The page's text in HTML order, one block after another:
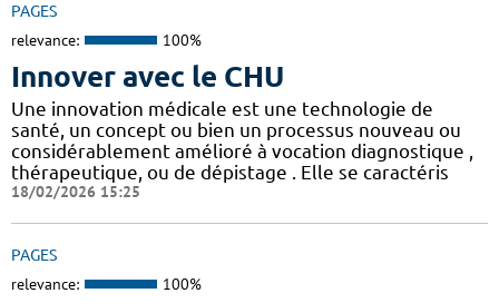
PAGES
relevance: 100%
Innover avec le CHU
Une innovation médicale est une technologie de
santé, un concept ou bien un processus nouveau ou
considérablement amélioré à vocation diagnostique ,
thérapeutique, ou de dépistage . Elle se caractéris
18/02/2026 15:25
PAGES
relevance: 100%